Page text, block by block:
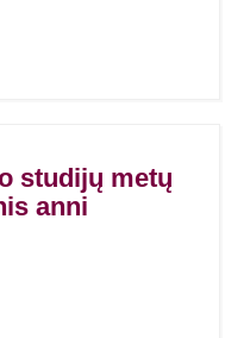
studijų metų
anni